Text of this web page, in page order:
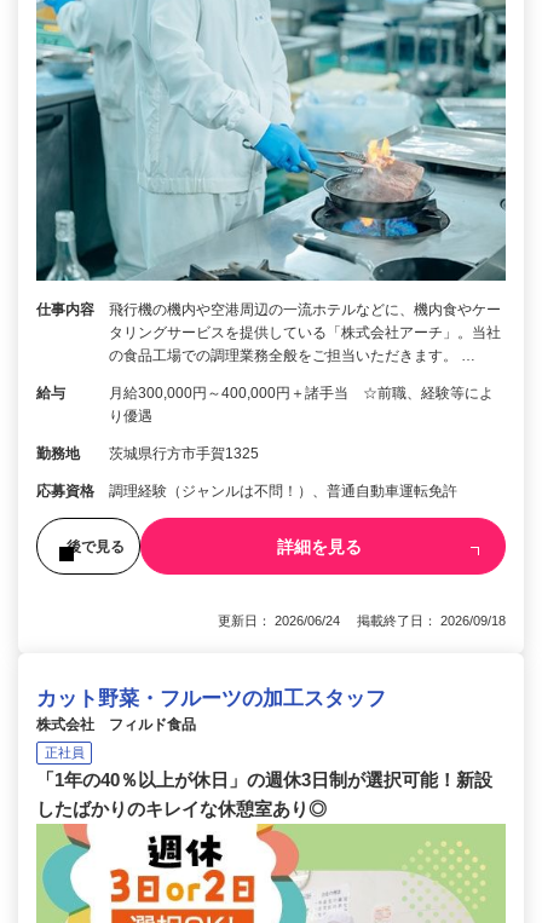
仕事内容
飛行機の機内や空港周辺の一流ホテルなどに、機内食やケー
タリングサービスを提供している「株式会社アーチ」。当社
の食品工場での調理業務全般をご担当いただきます。 …
給与
月給300,000円～400,000円＋諸手当 ☆前職、経験等によ
り優遇
勤務地 茨城県行方市手賀1325
応募資格 調理経験（ジャンルは不問！）、普通自動車運転免許
後で見る 詳細を見る
更新日： 2026/06/24 掲載終了日： 2026/09/18
カット野菜・フルーツの加工スタッフ
株式会社 フィルド食品
正社員
「1年の40％以上が休日」の週休3日制が選択可能！新設
したばかりのキレイな休憩室あり◎